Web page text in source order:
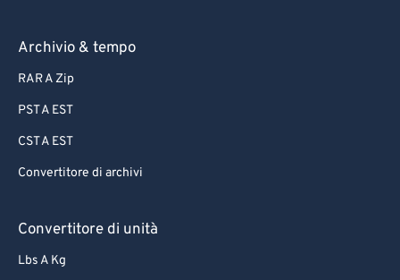
Archivio & tempo
RAR A Zip
PST A EST
CST A EST
Convertitore di archivi
Convertitore di unità
Lbs A Kg